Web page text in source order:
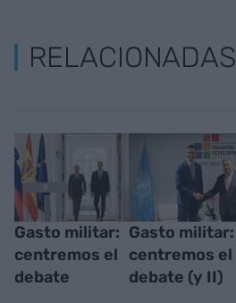
RELACIONADAS
Gasto militar:
centremos el
debate
Gasto militar:
centremos el
debate (y II)